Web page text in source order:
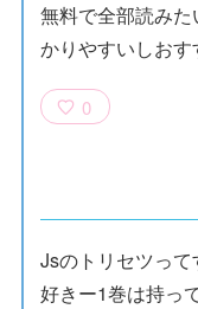
無料で全部読み
かりやすいしおす
0
Jsのトリセツっ
好きー1巻は持っ